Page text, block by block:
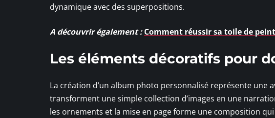
dynamique avec des superpositions.
A découvrir également : Comment réussir sa toile de
Les éléments décoratifs pour
La création d’un album photo personnalisé représente une
transforment une simple collection d’images en une
les ornements et la mise en page forme une composition